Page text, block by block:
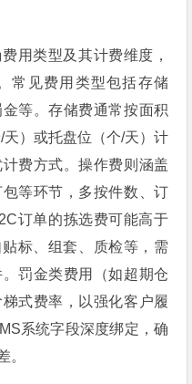
用类型及其计费维度，
常见费用类型包括存储
等。存储费通常按面积
天）或托盘位（个/天）计
费方式。操作费则涵盖
等环节，多按件数、订
订单的拣选费可能高于
标、组套、质检等，需
罚金类费用（如超期仓
式费率，以强化客户履
系统字段深度绑定，确
。